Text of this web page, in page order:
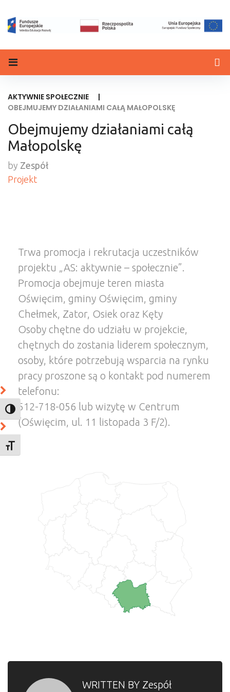
TOGGLE HIGH CONTRAST
TOGGLE FONT SIZE
AKTYWNIE SPOŁECZNIE
|
OBEJMUJEMY DZIAŁANIAMI CAŁĄ MAŁOPOLSKĘ
Obejmujemy działaniami całą
Małopolskę
by Zespół
Projekt
Trwa promocja i rekrutacja uczestników
projektu „AS: aktywnie – społecznie”.
Promocja obejmuje teren miasta
Oświęcim, gminy Oświęcim, gminy
Chełmek, Zator, Osiek oraz Kęty
Osoby chętne do udziału w projekcie,
chętnych do zostania liderem społecznym,
osoby, które potrzebują wsparcia na rynku
pracy proszone są o kontakt pod numerem
telefonu:
512-718-056 lub wizytę w Centrum
(Oświęcim, ul. 11 listopada 3 F/2).
WRITTEN BY Zespół